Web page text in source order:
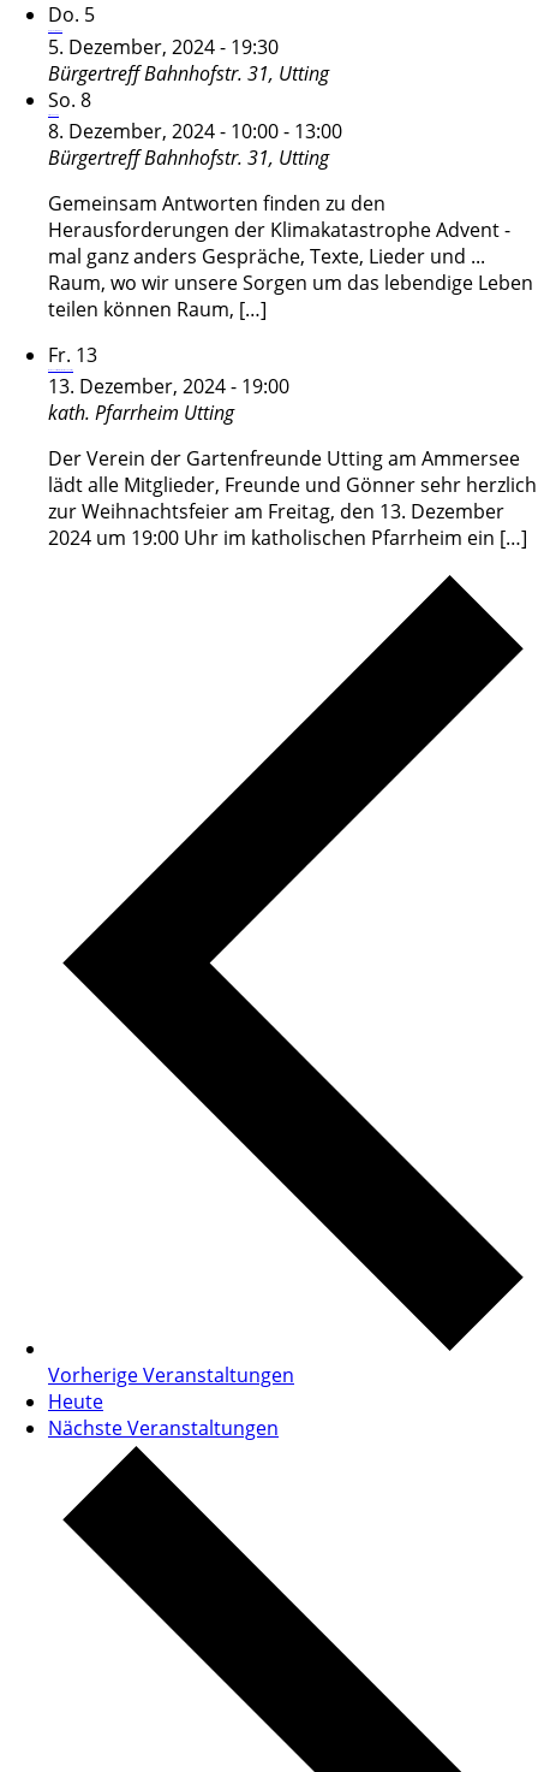
Do. 5
5. Dezember, 2024 - 19:30
BürgertreffBahnhofstr. 31, Utting
So. 8
8. Dezember, 2024 - 10:00- 13:00
BürgertreffBahnhofstr. 31, Utting
Gemeinsam Antworten finden zu den
Herausforderungen der Klimakatastrophe Advent -
mal ganz anders Gespräche, Texte, Lieder und ...
Raum, wo wir unsere Sorgen um das lebendige Leben
teilen können Raum, […]
Fr. 13
13. Dezember, 2024 - 19:00
kath. Pfarrheim Utting
Der Verein der Gartenfreunde Utting am Ammersee
lädt alle Mitglieder, Freunde und Gönner sehr herzlich
zur Weihnachtsfeier am Freitag, den 13. Dezember
2024 um 19:00 Uhr im katholischen Pfarrheim ein […]
VorherigeVeranstaltungen
Heute
NächsteVeranstaltungen